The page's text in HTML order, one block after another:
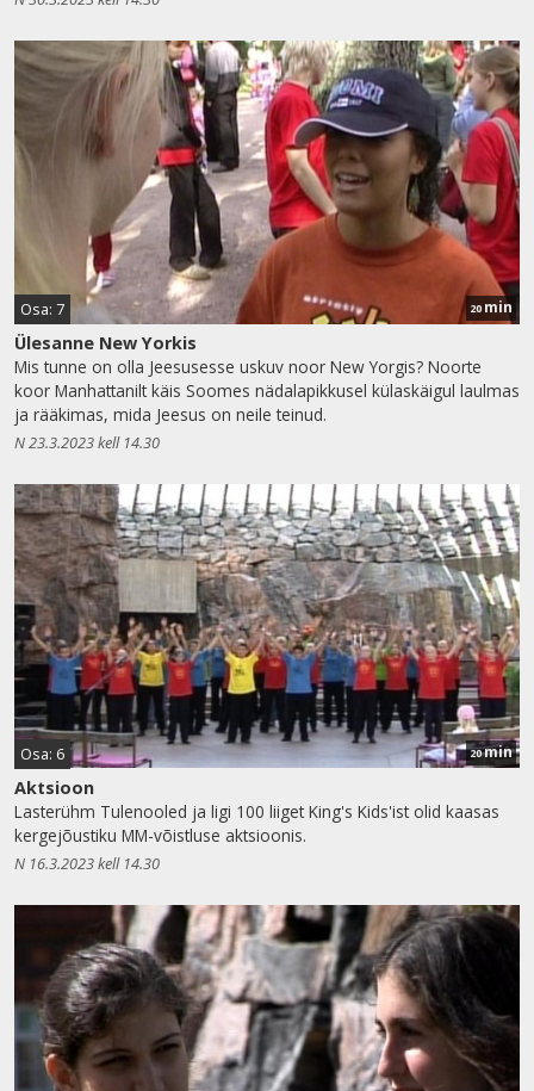
Osa: 7 20 min
Ülesanne New Yorkis
Mis tunne on olla Jeesusesse uskuv noor New Yorgis? Noorte
koor Manhattanilt käis Soomes nädalapikkusel külaskäigul laulmas
ja rääkimas, mida Jeesus on neile teinud.
N 23.3.2023 kell 14.30
Osa: 6 20min
Aktsioon
Lasterühm Tulenooled ja ligi 100 liiget King's Kids'ist olid kaasas
kergejõustiku MM-võistluse aktsioonis.
N 16.3.2023 kell 14.30